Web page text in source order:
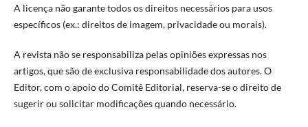
A licença não garante todos os direitos necessários para usos
específicos (ex.: direitos de imagem, privacidade ou morais).
A revista não se responsabiliza pelas opiniões expressas nos
artigos, que são de exclusiva responsabilidade dos autores. O
Editor, com o apoio do Comitê Editorial, reserva-se o direito de
sugerir ou solicitar modificações quando necessário.